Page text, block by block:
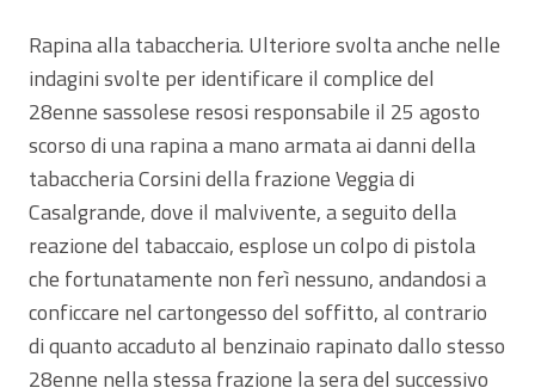
Rapina alla tabaccheria. Ulteriore svolta anche nelle
indagini svolte per identificare il complice del
28enne sassolese resosi responsabile il 25 agosto
scorso di una rapina a mano armata ai danni della
tabaccheria Corsini della frazione Veggia di
Casalgrande, dove il malvivente, a seguito della
reazione del tabaccaio, esplose un colpo di pistola
che fortunatamente non ferì nessuno, andandosi a
conficcare nel cartongesso del soffitto, al contrario
di quanto accaduto al benzinaio rapinato dallo stesso
28enne nella stessa frazione la sera del successivo